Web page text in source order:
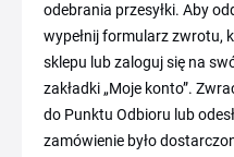
odebrania przesyłki. Aby
wypełnij formularz zwrotu,
sklepu lub zaloguj się na
zakładki „Moje konto”.
do Punktu Odbioru lub
zamówienie było